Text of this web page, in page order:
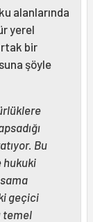
alanlarında
yerel
bir
şöyle
Bu
hukuki
geçici
temel